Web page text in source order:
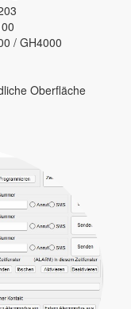
/ GH4000
Oberfläche